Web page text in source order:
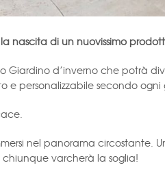
nascita di un nuovissimo
d’inverno che potrà
personalizzabile secondo ogni
nel panorama circostante.
varcherà la soglia!